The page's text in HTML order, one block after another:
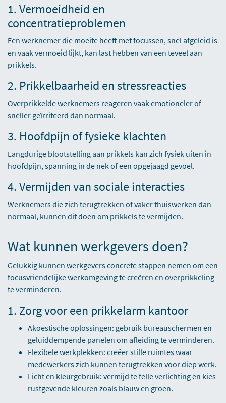
1. Vermoeidheid en
concentratieproblemen
Een werknemer die moeite heeft met focussen, snel afgeleid is
en vaak vermoeid lijkt, kan last hebben van een teveel aan
prikkels.
2. Prikkelbaarheid en stressreacties
Overprikkelde werknemers reageren vaak emotioneler of
sneller geïrriteerd dan normaal.
3. Hoofdpijn of fysieke klachten
Langdurige blootstelling aan prikkels kan zich fysiek uiten in
hoofdpijn, spanning in de nek of een opgejaagd gevoel.
4. Vermijden van sociale interacties
Werknemers die zich terugtrekken of vaker thuiswerken dan
normaal, kunnen dit doen om prikkels te vermijden.
Wat kunnen werkgevers doen?
Gelukkig kunnen werkgevers concrete stappen nemen om een
focusvriendelijke werkomgeving te creëren en overprikkeling
te verminderen.
1. Zorg voor een prikkelarm kantoor
Akoestische oplossingen: gebruik bureauschermen en
geluiddempende panelen om afleiding te verminderen.
Flexibele werkplekken: creëer stille ruimtes waar
medewerkers zich kunnen terugtrekken voor diep werk.
Licht en kleurgebruik: vermijd te felle verlichting en kies
rustgevende kleuren zoals blauw en groen.